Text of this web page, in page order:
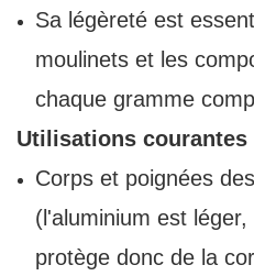
Sa légèreté est
moulinets et les
chaque gramme
Utilisations courantes
Corps et poignées
(l'aluminium est
protège donc de la